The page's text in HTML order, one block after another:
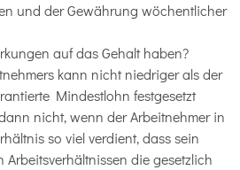
und der Gewährung wöchentlicher
auf das Gehalt haben?
kann nicht niedriger als der
Mindestlohn festgesetzt
nicht, wenn der Arbeitnehmer in
so viel verdient, dass sein
Arbeitsverhältnissen die gesetzlich